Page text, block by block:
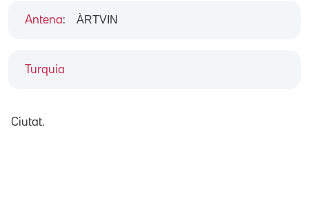
Turquia
Antena: ÀRTVIN
Ciutat.